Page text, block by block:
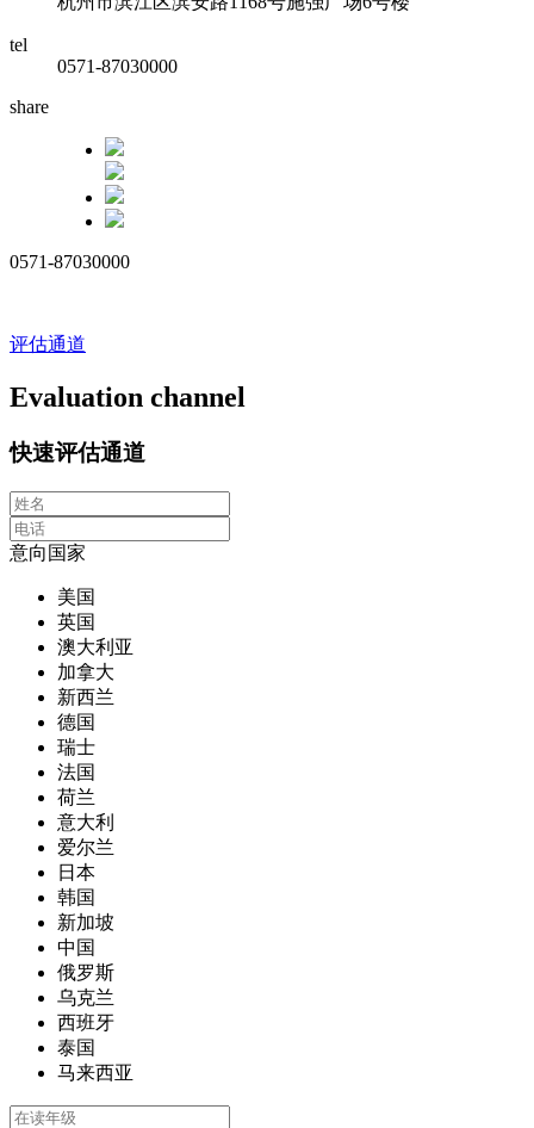
tel
0571-87030000
share
0571-87030000
评估通道
Evaluation channel
快速评估通道
意向国家
美国
英国
澳大利亚
加拿大
新西兰
德国
瑞士
法国
荷兰
意大利
爱尔兰
日本
韩国
新加坡
中国
俄罗斯
乌克兰
西班牙
泰国
马来西亚